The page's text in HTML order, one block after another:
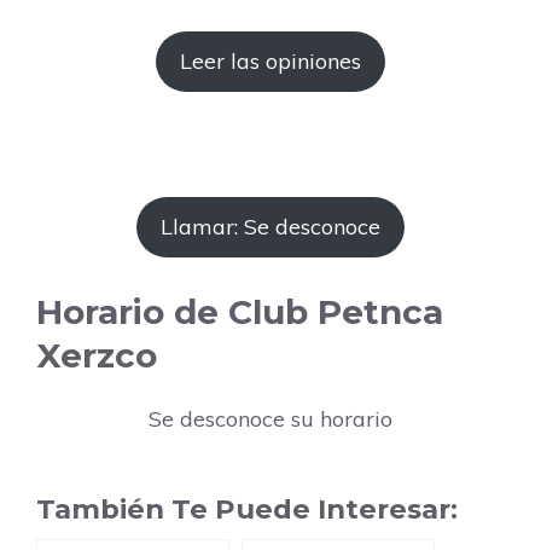
Leer las opiniones
Llamar: Se desconoce
Horario de Club Petnca
Xerzco
Se desconoce su horario
También Te Puede Interesar: